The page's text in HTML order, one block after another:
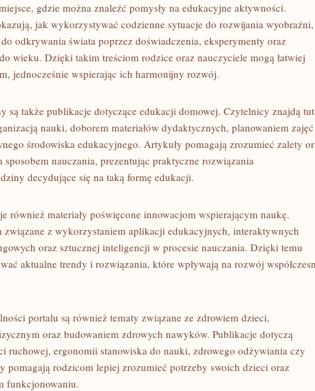
gdzie można znaleźć pomysły na edukacyjne aktywności.
jak wykorzystywać codzienne sytuacje do rozwijania
odkrywania świata poprzez doświadczenia, eksperymenty oraz
wieku. Dzięki takim treściom rodzice oraz nauczyciele mogą łatwiej
jednocześnie wspierając ich harmonijny rozwój.
są także publikacje dotyczące edukacji domowej. Czytelnicy znajdą
nauki, doborem materiałów dydaktycznych, planowaniem zajęć
środowiska edukacyjnego. Artykuły pomagają zrozumieć zalety
nauczania, prezentując praktyczne rozwiązania
decydujące się na taką formę edukacji.
również materiały poświęcone innowacjom wspierającym naukę.
związane z wykorzystaniem aplikacji edukacyjnych, interaktywnych
oraz sztucznej inteligencji w procesie nauczania. Dzięki temu
aktualne trendy i rozwiązania, które wpływają na rozwój
portalu są również tematy związane ze zdrowiem dzieci,
oraz budowaniem zdrowych nawyków. Publikacje dotyczą
ruchowej, ergonomii stanowiska do nauki, zdrowego odżywiania czy
pomagają rodzicom lepiej zrozumieć potrzeby swoich dzieci oraz
funkcjonowaniu.